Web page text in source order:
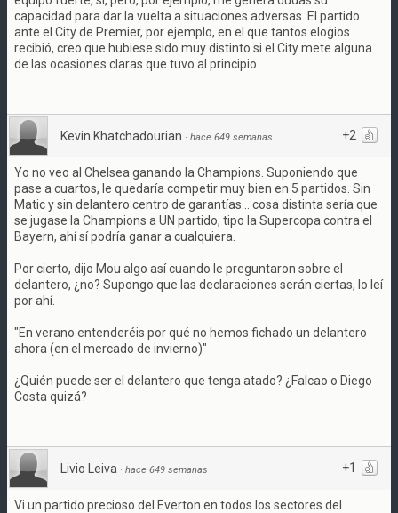
capacidad para dar la vuelta a situaciones adversas. El partido
ante el City de Premier, por ejemplo, en el que tantos elogios
recibió, creo que hubiese sido muy distinto si el City mete alguna
de las ocasiones claras que tuvo al principio.
+2
Kevin Khatchadourian · hace 649 semanas
Yo no veo al Chelsea ganando la Champions. Suponiendo que
pase a cuartos, le quedaría competir muy bien en 5 partidos. Sin
Matic y sin delantero centro de garantías... cosa distinta sería que
se jugase la Champions a UN partido, tipo la Supercopa contra el
Bayern, ahí sí podría ganar a cualquiera.
Por cierto, dijo Mou algo así cuando le preguntaron sobre el
delantero, ¿no? Supongo que las declaraciones serán ciertas, lo leí
por ahí.
"En verano entenderéis por qué no hemos fichado un delantero
ahora (en el mercado de invierno)"
¿Quién puede ser el delantero que tenga atado? ¿Falcao o Diego
Costa quizá?
+1
Livio Leiva · hace 649 semanas
Vi un partido precioso del Everton en todos los sectores del